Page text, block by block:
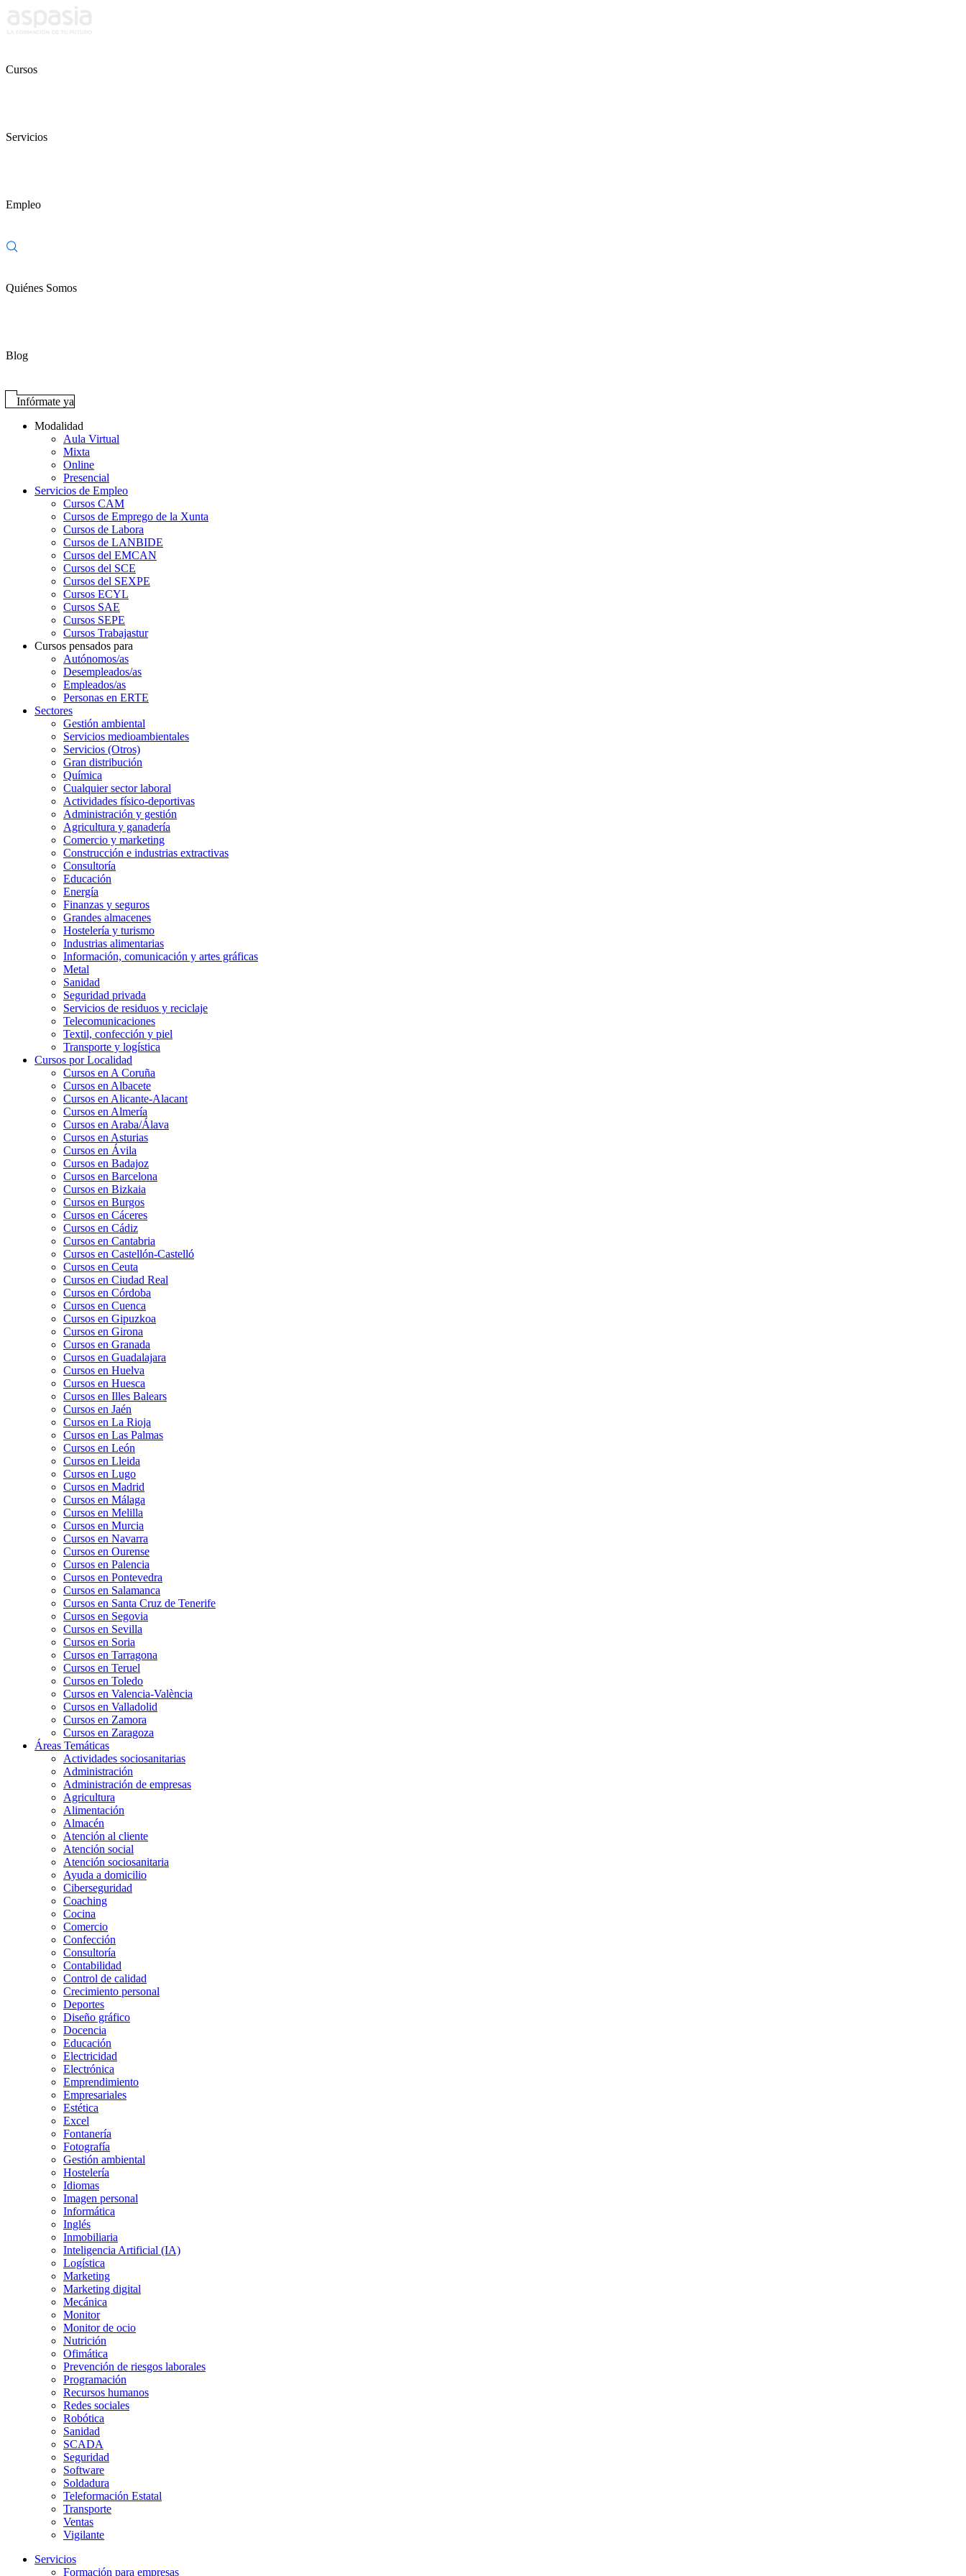
Cursos
Servicios
Empleo
Quiénes Somos
Blog
Infórmate ya
Modalidad
Aula Virtual
Mixta
Online
Presencial
Servicios de Empleo
Cursos CAM
Cursos de Emprego de la Xunta
Cursos de Labora
Cursos de LANBIDE
Cursos del EMCAN
Cursos del SCE
Cursos del SEXPE
Cursos ECYL
Cursos SAE
Cursos SEPE
Cursos Trabajastur
Cursos pensados para
Autónomos/as
Desempleados/as
Empleados/as
Personas en ERTE
Sectores
Gestión ambiental
Servicios medioambientales
Servicios (Otros)
Gran distribución
Química
Cualquier sector laboral
Actividades físico-deportivas
Administración y gestión
Agricultura y ganadería
Comercio y marketing
Construcción e industrias extractivas
Consultoría
Educación
Energía
Finanzas y seguros
Grandes almacenes
Hostelería y turismo
Industrias alimentarias
Información, comunicación y artes gráficas
Metal
Sanidad
Seguridad privada
Servicios de residuos y reciclaje
Telecomunicaciones
Textil, confección y piel
Transporte y logística
Cursos por Localidad
Cursos en A Coruña
Cursos en Albacete
Cursos en Alicante-Alacant
Cursos en Almería
Cursos en Araba/Álava
Cursos en Asturias
Cursos en Ávila
Cursos en Badajoz
Cursos en Barcelona
Cursos en Bizkaia
Cursos en Burgos
Cursos en Cáceres
Cursos en Cádiz
Cursos en Cantabria
Cursos en Castellón-Castelló
Cursos en Ceuta
Cursos en Ciudad Real
Cursos en Córdoba
Cursos en Cuenca
Cursos en Gipuzkoa
Cursos en Girona
Cursos en Granada
Cursos en Guadalajara
Cursos en Huelva
Cursos en Huesca
Cursos en Illes Balears
Cursos en Jaén
Cursos en La Rioja
Cursos en Las Palmas
Cursos en León
Cursos en Lleida
Cursos en Lugo
Cursos en Madrid
Cursos en Málaga
Cursos en Melilla
Cursos en Murcia
Cursos en Navarra
Cursos en Ourense
Cursos en Palencia
Cursos en Pontevedra
Cursos en Salamanca
Cursos en Santa Cruz de Tenerife
Cursos en Segovia
Cursos en Sevilla
Cursos en Soria
Cursos en Tarragona
Cursos en Teruel
Cursos en Toledo
Cursos en Valencia-València
Cursos en Valladolid
Cursos en Zamora
Cursos en Zaragoza
Áreas Temáticas
Actividades sociosanitarias
Administración
Administración de empresas
Agricultura
Alimentación
Almacén
Atención al cliente
Atención social
Atención sociosanitaria
Ayuda a domicilio
Ciberseguridad
Coaching
Cocina
Comercio
Confección
Consultoría
Contabilidad
Control de calidad
Crecimiento personal
Deportes
Diseño gráfico
Docencia
Educación
Electricidad
Electrónica
Emprendimiento
Empresariales
Estética
Excel
Fontanería
Fotografía
Gestión ambiental
Hostelería
Idiomas
Imagen personal
Informática
Inglés
Inmobiliaria
Inteligencia Artificial (IA)
Logística
Marketing
Marketing digital
Mecánica
Monitor
Monitor de ocio
Nutrición
Ofimática
Prevención de riesgos laborales
Programación
Recursos humanos
Redes sociales
Robótica
Sanidad
SCADA
Seguridad
Software
Soldadura
Teleformación Estatal
Transporte
Ventas
Vigilante
Servicios
Formación para empresas